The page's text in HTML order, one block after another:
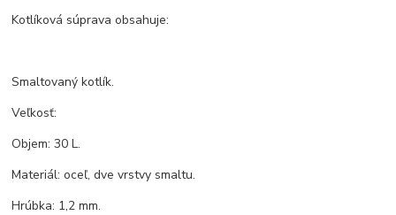
Kotlíková súprava obsahuje:
Smaltovaný kotlík.
Veľkosť:
Objem: 30 L.
Materiál: oceľ, dve vrstvy smaltu.
Hrúbka: 1,2 mm.